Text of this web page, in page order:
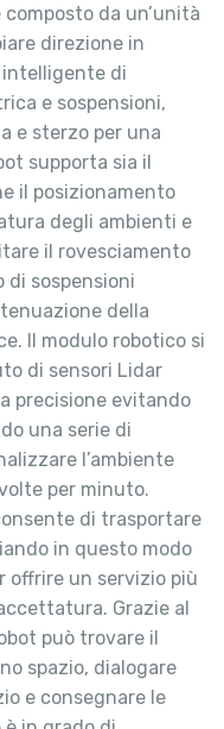
da un’unità
direzione in
intelligente di
e sospensioni,
e sterzo per una
supporta sia il
il posizionamento
degli ambienti e
il rovesciamento
di sospensioni
della
Il modulo robotico si
di sensori Lidar
precisione evitando
una serie di
l’ambiente
per minuto.
di trasportare
in questo modo
offrire un servizio più
Grazie al
può trovare il
spazio, dialogare
e consegnare le